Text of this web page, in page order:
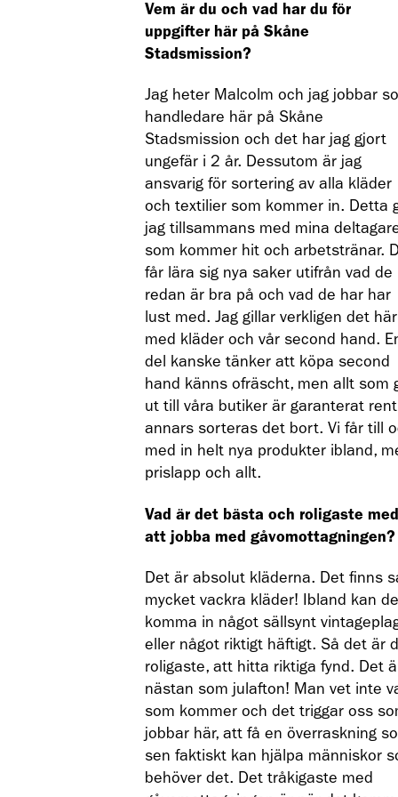
Vem är du och vad har du för
uppgifter här på Skåne
Stadsmission?
Jag heter Malcolm och jag jobbar
handledare här på Skåne
Stadsmission och det har jag gjort
ungefär i 2 år. Dessutom är jag
ansvarig för sortering av alla kläder
och textilier som kommer in. Detta
jag tillsammans med mina
som kommer hit och arbetstränar.
får lära sig nya saker utifrån vad de
redan är bra på och vad de har har
lust med. Jag gillar verkligen det här
med kläder och vår second hand.
del kanske tänker att köpa second
hand känns ofräscht, men allt som
ut till våra butiker är garanterat
annars sorteras det bort. Vi får till
med in helt nya produkter ibland,
prislapp och allt.
Vad är det bästa och roligaste med
att jobba med gåvomottagningen?
Det är absolut kläderna. Det finns
mycket vackra kläder! Ibland kan
komma in något sällsynt
eller något riktigt häftigt. Så det är
roligaste, att hitta riktiga fynd. Det
nästan som julafton! Man vet inte
som kommer och det triggar oss
jobbar här, att få en överraskning
sen faktiskt kan hjälpa människor
behöver det. Det tråkigaste med